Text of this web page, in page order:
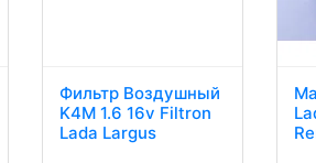
Фильтр Воздушный
K4M 1.6 16v Filtron
Lada Largus